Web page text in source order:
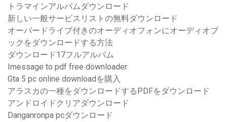
トラマインアルバムダウンロード
新しい一般サービスリストの無料ダウンロード
オーバードライブ付きのオーディオフォンにオーディオブ
ックをダウンロードする方法
ダウンロード17フルアルバム
Imessage to pdf free downloader
Gta 5 pc online downloadを購入
アラスカの一種をダウンロードするPDFをダウンロード
アンドロイドクリアダウンロード
Danganronpa pcダウンロード